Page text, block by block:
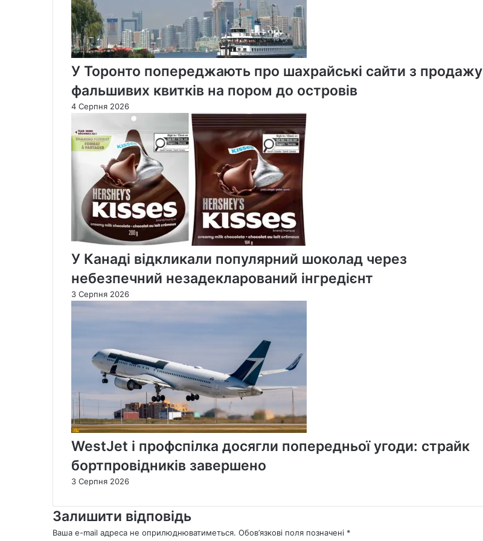
У Торонто попереджають про шахрайські сайти з продажу
фальшивих квитків на пором до островів
4 Серпня 2026
У Канаді відкликали популярний шоколад через
небезпечний незадекларований інгредієнт
3 Серпня 2026
WestJet і профспілка досягли попередньої угоди: страйк
бортпровідників завершено
3 Серпня 2026
Залишити відповідь
Ваша e-mail адреса не оприлюднюватиметься. Обов’язкові поля позначені *